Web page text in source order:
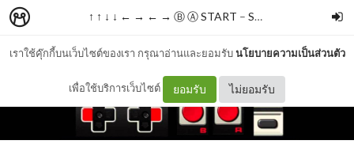
เราใช้คุ๊กกี้บนเว็บไซต์ของเรา กรุณาอ่านและยอมรับนโยบายความเป็นส่วนตัว
เพื่อใช้บริการเว็บไซต์ ยอมรับ ไม่ยอมรับ
↑ ↑ ↓ ↓ ← → ← → Ⓑ Ⓐ START – StarLord4K